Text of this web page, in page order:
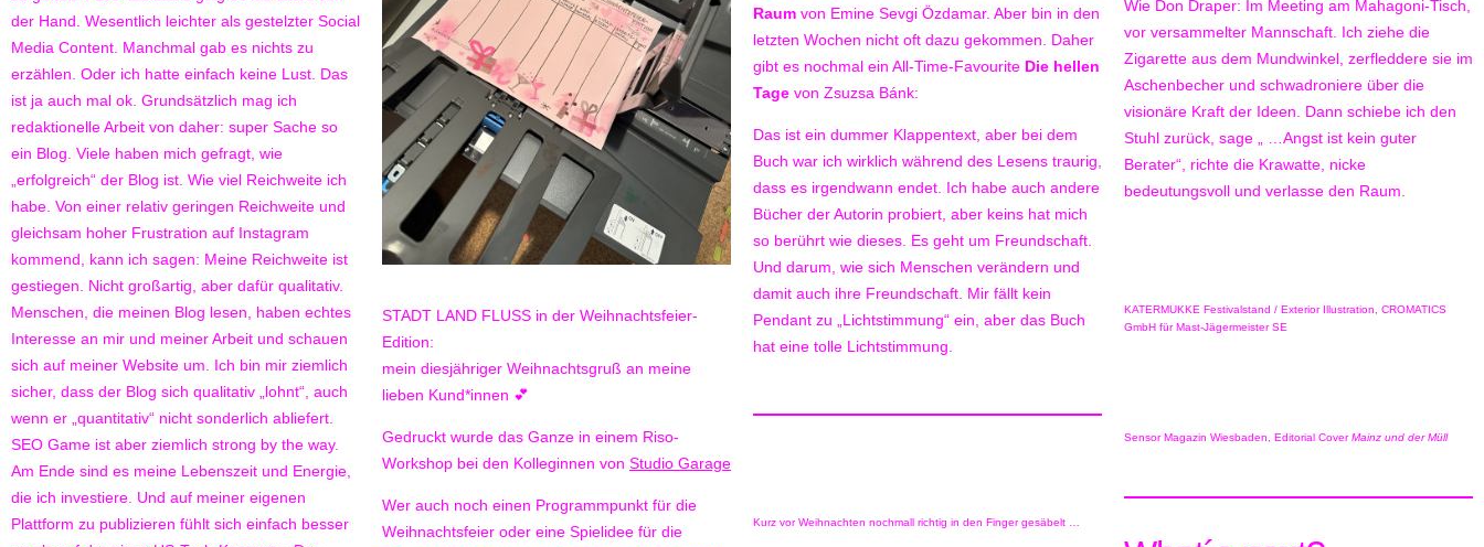
der Hand. Wesentlich leichter als gestelzter Social
Media Content. Manchmal gab es nichts zu
erzählen. Oder ich hatte einfach keine Lust. Das
ist ja auch mal ok. Grundsätzlich mag ich
redaktionelle Arbeit von daher: super Sache so
ein Blog. Viele haben mich gefragt, wie
„erfolgreich“ der Blog ist. Wie viel Reichweite ich
habe. Von einer relativ geringen Reichweite und
gleichsam hoher Frustration auf Instagram
kommend, kann ich sagen: Meine Reichweite ist
gestiegen. Nicht großartig, aber dafür qualitativ.
Menschen, die meinen Blog lesen, haben echtes
Interesse an mir und meiner Arbeit und schauen
sich auf meiner Website um. Ich bin mir ziemlich
sicher, dass der Blog sich qualitativ „lohnt“, auch
wenn er „quantitativ“ nicht sonderlich abliefert.
SEO Game ist aber ziemlich strong by the way.
Am Ende sind es meine Lebenszeit und Energie,
die ich investiere. Und auf meiner eigenen
Plattform zu publizieren fühlt sich einfach besser
STADT LAND FLUSS in der Weihnachtsfeier-
Edition:
mein diesjähriger Weihnachtsgruß an meine
lieben Kund*innen 💕
Gedruckt wurde das Ganze in einem Riso-
Workshop bei den Kolleginnen von Studio Garage
Wer auch noch einen Programmpunkt für die
Weihnachtsfeier oder eine Spielidee für die
Raum von Emine Sevgi Özdamar. Aber bin in den
letzten Wochen nicht oft dazu gekommen. Daher
gibt es nochmal ein All-Time-Favourite Die hellen
Tage von Zsuzsa Bánk:
Das ist ein dummer Klappentext, aber bei dem
Buch war ich wirklich während des Lesens traurig,
dass es irgendwann endet. Ich habe auch andere
Bücher der Autorin probiert, aber keins hat mich
so berührt wie dieses. Es geht um Freundschaft.
Und darum, wie sich Menschen verändern und
damit auch ihre Freundschaft. Mir fällt kein
Pendant zu „Lichtstimmung“ ein, aber das Buch
hat eine tolle Lichtstimmung.
Kurz vor Weihnachten nochmall richtig in den Finger gesäbelt …
Wie Don Draper: Im Meeting am Mahagoni-Tisch,
vor versammelter Mannschaft. Ich ziehe die
Zigarette aus dem Mundwinkel, zerfleddere sie im
Aschenbecher und schwadroniere über die
visionäre Kraft der Ideen. Dann schiebe ich den
Stuhl zurück, sage „ …Angst ist kein guter
Berater“, richte die Krawatte, nicke
bedeutungsvoll und verlasse den Raum.
KATERMUKKE Festivalstand / Exterior Illustration, CROMATICS
GmbH für Mast-Jägermeister SE
Sensor Magazin Wiesbaden, Editorial CoverMainz und der Müll